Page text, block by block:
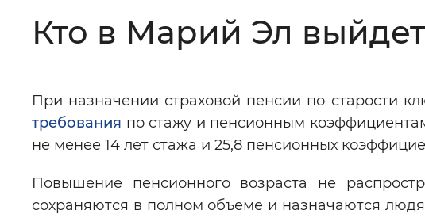
Интервал между буквами: Нормальный
Цвет сайта : Монохромный
Кто в Марий Эл
При назначении страховой пенсии по старости
требования по стажу и пенсионным
не менее 14 лет стажа и 25,8 пенсионных
Повышение пенсионного возраста не
сохраняются в полном объеме и назначаются